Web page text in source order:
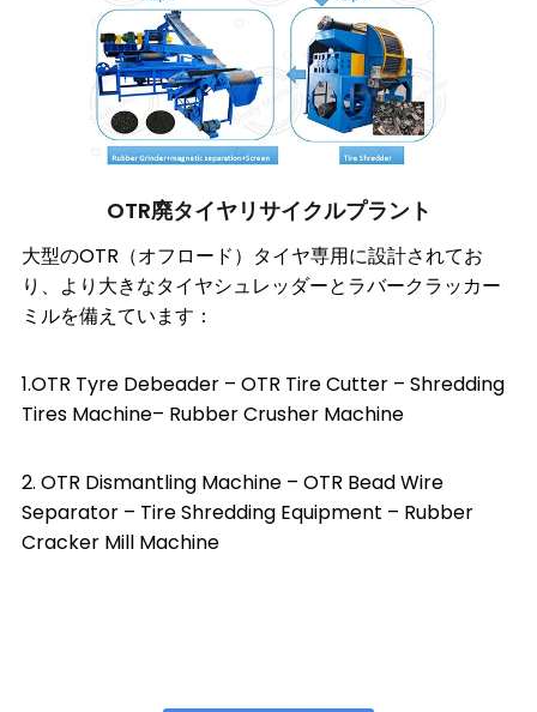
OTR廃タイヤリサイクルプラント
大型のOTR（オフロード）タイヤ専用に設計されてお
り、より大きなタイヤシュレッダーとラバークラッカー
ミルを備えています：
1.OTR Tyre Debeader – OTR Tire Cutter – Shredding
Tires Machine– Rubber Crusher Machine
2. OTR Dismantling Machine – OTR Bead Wire
Separator – Tire Shredding Equipment – Rubber
Cracker Mill Machine